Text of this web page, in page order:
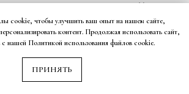
ДИЗАЙН
cookie, чтобы улучшить ваш опыт на нашем сайте,
контент. Продолжая использовать сайт,
с нашей Политикой использования файлов cookie.
ПРИНЯТЬ